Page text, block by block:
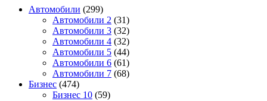
Автомобили (299)
Автомобили 2 (31)
Автомобили 3 (32)
Автомобили 4 (32)
Автомобили 5 (44)
Автомобили 6 (61)
Автомобили 7 (68)
Бизнес (474)
Бизнес 10 (59)